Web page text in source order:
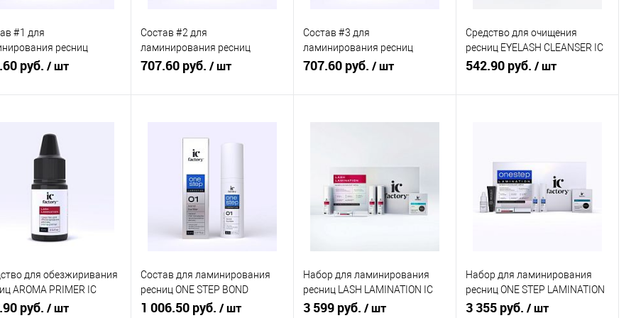
#1 для
ресниц
LIFT IC FACTORY, 5 мл
руб. / шт
Купить в 1
В избранное
Состав #2 для
ламинирования ресниц
VOLUME FIXER IC FACTORY, 5
707.60 руб. / шт
Купить в 1
В избранное В наличии
Состав #3 для
ламинирования ресниц
NOURISHING ESSENCE IC
FACTORY, 5 мл
707.60 руб. / шт
В корзину
В избранное В наличии
Средство для очищения
ресниц EYELASH CLEANSER IC
FACTORY, 10 мл
542.90 руб. / шт
Купить в 1
В избранное В наличии
для обезжиривания
AROMA PRIMER IC
10 мл
руб. / шт
Состав для ламинирования
ресниц ONE STEP BOND
BUILDER IC FACTORY, 5 мл
1 006.50 руб. / шт
Набор для ламинирования
ресниц LASH LAMINATION IC
FACTORY
3 599 руб. / шт
Набор для ламинирования
ресниц ONE STEP LAMINATION
IC FACTORY
3 355 руб. / шт